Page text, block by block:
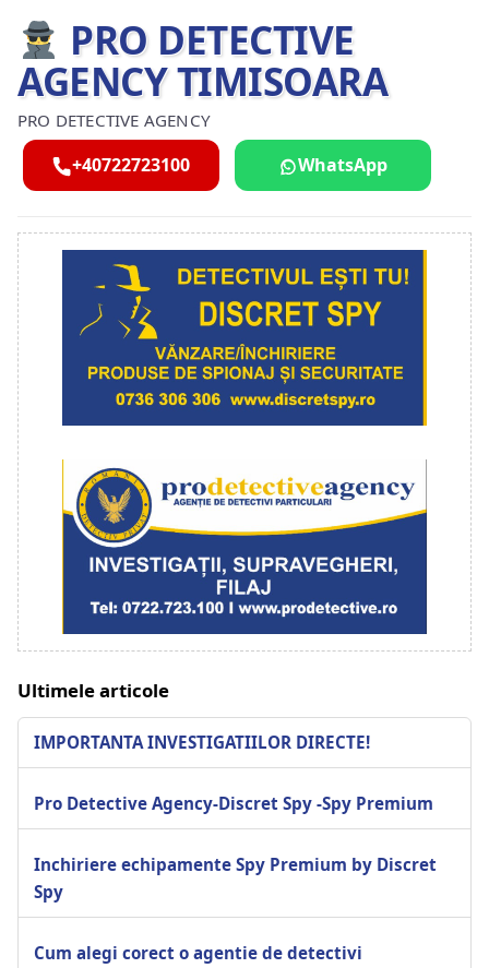
PRO DETECTIVE
AGENCY TIMISOARA
PRO DETECTIVE AGENCY
+40722723100 WhatsApp
Ultimele articole
IMPORTANTA INVESTIGATIILOR DIRECTE!
Pro Detective Agency-Discret Spy -Spy Premium
Inchiriere echipamente Spy Premium by Discret
Spy
Cum alegi corect o agentie de detectivi